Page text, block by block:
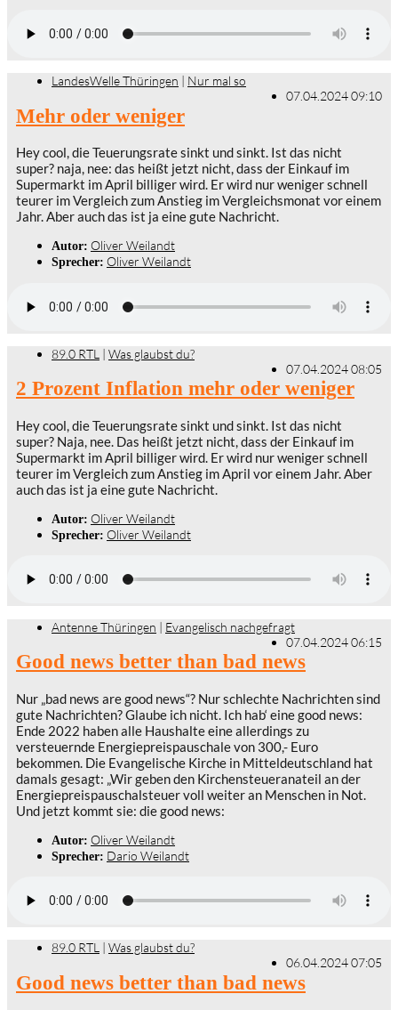
LandesWelle Thüringen | Nur mal so
07.04.2024 09:10
Mehr oder weniger
Hey cool, die Teuerungsrate sinkt und sinkt. Ist das nicht
super? naja, nee: das heißt jetzt nicht, dass der Einkauf im
Supermarkt im April billiger wird. Er wird nur weniger schnell
teurer im Vergleich zum Anstieg im Vergleichsmonat vor einem
Jahr. Aber auch das ist ja eine gute Nachricht.
Autor: Oliver Weilandt
Sprecher: Oliver Weilandt
89.0 RTL | Was glaubst du?
07.04.2024 08:05
2 Prozent Inflation mehr oder weniger
Hey cool, die Teuerungsrate sinkt und sinkt. Ist das nicht
super? Naja, nee. Das heißt jetzt nicht, dass der Einkauf im
Supermarkt im April billiger wird. Er wird nur weniger schnell
teurer im Vergleich zum Anstieg im April vor einem Jahr. Aber
auch das ist ja eine gute Nachricht.
Autor: Oliver Weilandt
Sprecher: Oliver Weilandt
Antenne Thüringen | Evangelisch nachgefragt
07.04.2024 06:15
Good news better than bad news
Nur „bad news are good news“? Nur schlechte Nachrichten sind
gute Nachrichten? Glaube ich nicht. Ich hab‘ eine good news:
Ende 2022 haben alle Haushalte eine allerdings zu
versteuernde Energiepreispauschale von 300,- Euro
bekommen. Die Evangelische Kirche in Mitteldeutschland hat
damals gesagt: „Wir geben den Kirchensteueranateil an der
Energiepreispauschalsteuer voll weiter an Menschen in Not.
Und jetzt kommt sie: die good news:
Autor: Oliver Weilandt
Sprecher: Dario Weilandt
89.0 RTL Was glaubst du?
06.04.2024 07:05
Good news better than bad news